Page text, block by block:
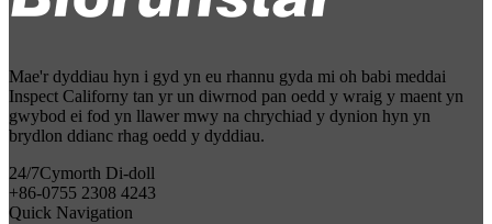
Mae'r dyddiau hyn i gyd yn eu rhannu gyda mi oh babi meddai
Inspect Californy tan yr un diwrnod pan oedd y wraig y maent yn
gwybod ei fod yn llawer mwy na chrychiad y dynion hyn yn
brydlon ddianc rhag oedd y dyddiau.
24/7Cymorth Di-doll
+86-0755 2308 4243
Quick Navigation